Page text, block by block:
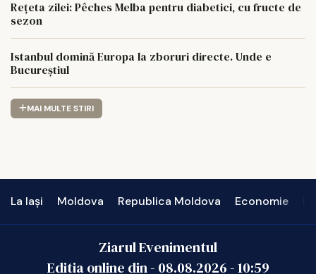
Rețeta zilei: Pêches Melba pentru diabetici, cu fructe de
sezon
Istanbul domină Europa la zboruri directe. Unde e
Bucureștiul
MAI MULTE STIRI
La Iași Moldova Republica Moldova Economie
Ziarul Evenimentul
Editia online din - 08.08.2026-10:59